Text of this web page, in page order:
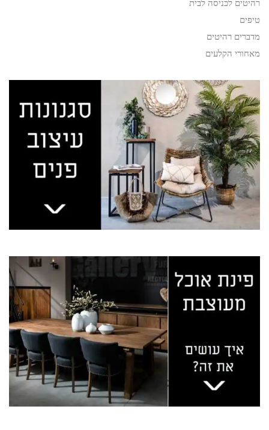
רהיטים לכניסה לבית
טיפים
מדברים רהיטים
מאחורי הקלעים